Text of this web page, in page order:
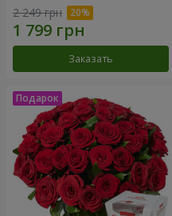
2 249 грн
Заказать